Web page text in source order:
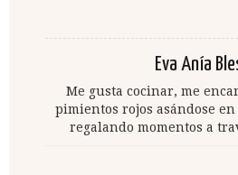
Eva Anía
Me gusta cocinar, me
pimientos rojos asándose
regalando momentos a